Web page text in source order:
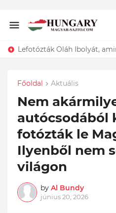
Főoldal Aktuális
Nem
autócsodából
fotózták le
Ilyenből nem
világon
by Al Bundy
június 20, 2026